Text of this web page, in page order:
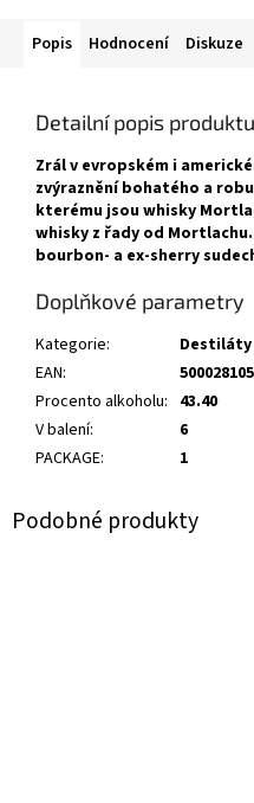
Popis Hodnocení Diskuze
Detailní popis produktu
Zrál v evropském i
zvýraznění bohatého a
kterému jsou whisky
whisky z řady od
bourbon- a ex-sherry
Doplňkové parametry
Kategorie:
Destiláty
EAN:
Procento alkoholu: 43.40
V balení:
6
PACKAGE: 1